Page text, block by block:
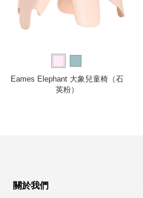
Eames Elephant 大象兒童椅（石
英粉）
關於我們